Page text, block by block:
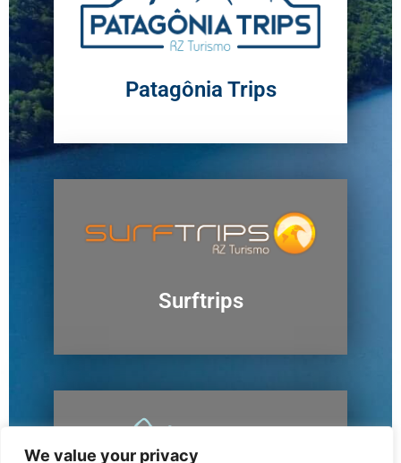
We value your privacy
Patagônia Trips
Surftrips